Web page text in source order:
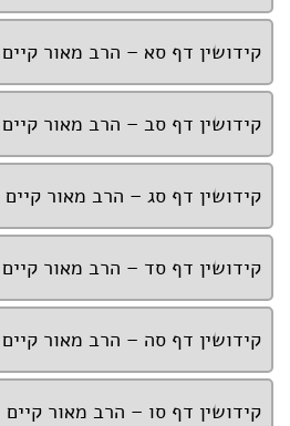
קידושין דף סא – הרב מאור קיים
קידושין דף סב – הרב מאור קיים
קידושין דף סג – הרב מאור קיים
קידושין דף סד – הרב מאור קיים
קידושין דף סה – הרב מאור קיים
קידושין דף סו – הרב מאור קיים